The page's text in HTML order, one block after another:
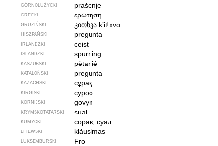
GÓRNOŁUŻYCKI prašenje
GRECKI ερώτηση
GRUZIŃSKI კითხვა kʼitʰxvɑ
HISZPAŃSKI pregunta
IRLANDZKI ceist
ISLANDZKI spurning
KASZUBSKI pëtanié
KATALOŃSKI pregunta
KAZACHSKI сұрақ
KIRGISKI суроо
KORNIJSKI govyn
KRYMSKOTATARSKI sual
KUMYCKI сорав, суал
LITEWSKI kláusimas
LUKSEMBURSKI Fro